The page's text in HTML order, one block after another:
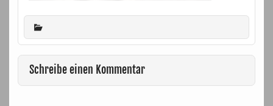
Schreibe einen Kommentar